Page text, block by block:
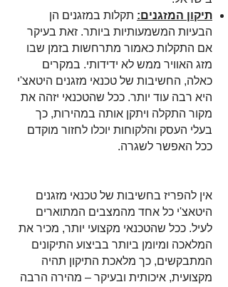
תיקון המזגנים: תקלות במזגנים הן
הבעיות המשמעותיות ביותר. זאת בעיקר
אם התקלות כאמור מתרחשות בזמן שבו
מזג האוויר ממש לא ידידותי. במקרים
כאלה, החשיבות של טכנאי מזגנים היטאצ'י
היא רבה עוד יותר. ככל שהטכנאי יזהה את
מקור התקלה ויתקן אותה במהירות, כך
בעלי העסק והלקוחות יוכלו לחזור מוקדם
ככל האפשר לשגרה.
אין להפריז בחשיבות של טכנאי מזגנים
היטאצ'י כל אחד מהמצבים המתוארים
לעיל. ככל שהטכנאי מקצועי יותר, מכיר את
המלאכה ומיומן ביותר בביצוע התיקונים
המתבקשים, כך מלאכת התיקון תהיה
מקצועית, איכותית ובעיקר – מהירה הרבה